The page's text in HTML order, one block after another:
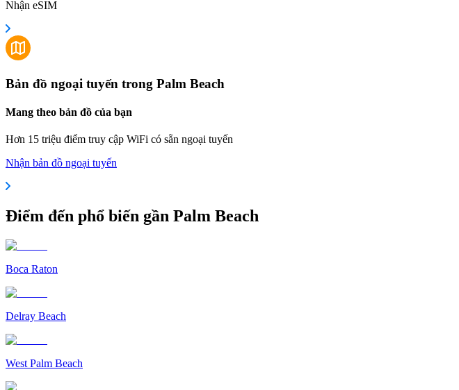
Nhận eSIM
Bản đồ ngoại tuyến trong Palm Beach
Mang theo bản đồ của bạn
Hơn 15 triệu điểm truy cập WiFi có sẵn ngoại tuyến
Nhận bản đồ ngoại tuyến
Điểm đến phổ biến gần Palm Beach
Boca Raton
Delray Beach
West Palm Beach